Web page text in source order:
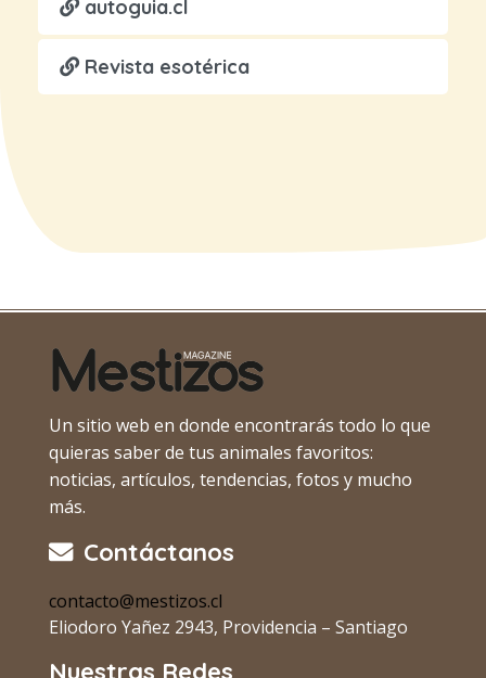
autoguia.cl
Revista esotérica
Un sitio web en donde encontrarás todo lo que
quieras saber de tus animales favoritos:
noticias, artículos, tendencias, fotos y mucho
más.
Contáctanos
contacto@mestizos.cl
Eliodoro Yañez 2943, Providencia – Santiago
Nuestras Redes